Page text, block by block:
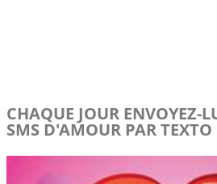
CHAQUE JOUR ENVOYEZ-
SMS D'AMOUR PAR TEXTO